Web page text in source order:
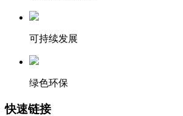
可持续发展
绿色环保
快速链接